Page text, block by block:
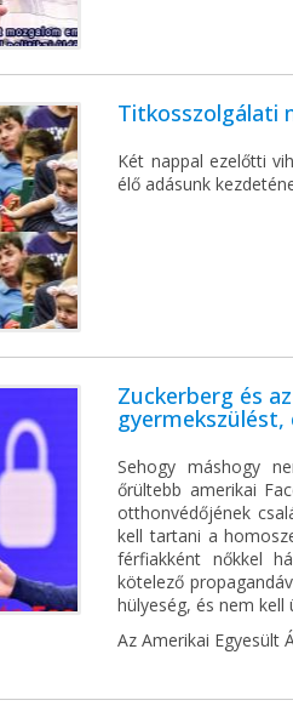
Titkosszolgálati
Két nappal ezelőtti
élő adásunk
Zuckerberg és
gyermekszülést,
Sehogy máshogy
őrültebb amerikai
otthonvédőjének
kell tartani a
férfiakként nőkkel
kötelező
hülyeség, és nem kell
Az Amerikai Egyesült